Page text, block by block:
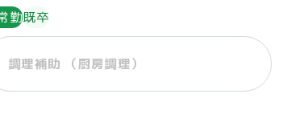
勤既卒
調理補助 （厨房調理）